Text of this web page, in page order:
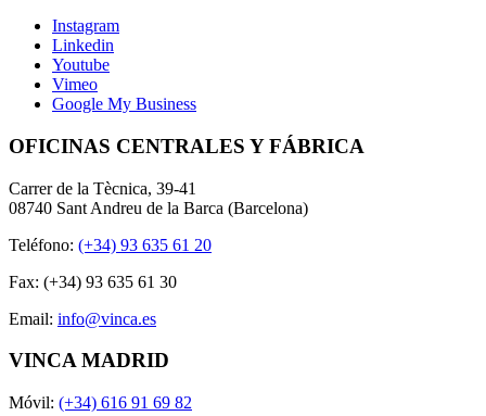
Instagram
Linkedin
Youtube
Vimeo
Google My Business
OFICINAS CENTRALES Y FÁBRICA
Carrer de la Tècnica, 39-41
08740 Sant Andreu de la Barca (Barcelona)
Teléfono: (+34) 93 635 61 20
Fax: (+34) 93 635 61 30
Email: info@vinca.es
VINCA MADRID
Móvil: (+34) 616 91 69 82